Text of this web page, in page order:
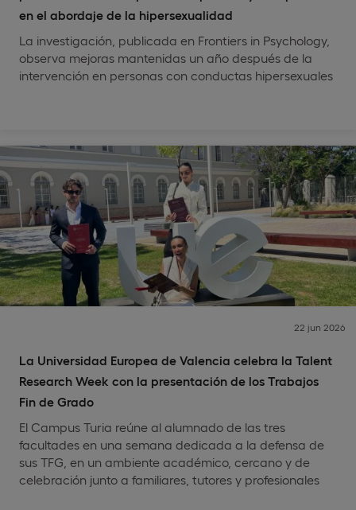
en el abordaje de la hipersexualidad
La investigación, publicada en Frontiers in Psychology,
observa mejoras mantenidas un año después de la
intervención en personas con conductas hipersexuales
La Universidad Europea de Valencia celebra la Talent
Research Week con la presentación de los Trabajos
Fin de Grado
22 jun 2026
El Campus Turia reúne al alumnado de las tres
facultades en una semana dedicada a la defensa de
sus TFG, en un ambiente académico, cercano y de
celebración junto a familiares, tutores y profesionales